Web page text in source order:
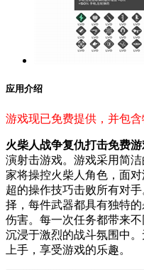
应用介绍
游戏现已免费提供，并包含
火柴人战争复仇打击免费游
演射击游戏。游戏采用简
家将操控火柴人角色，面
超的操作技巧击败所有对
择，每件武器都具有独特
伤害。每一次任务都带来
沉浸于激烈的战斗氛围中
上手，享受游戏的乐趣。